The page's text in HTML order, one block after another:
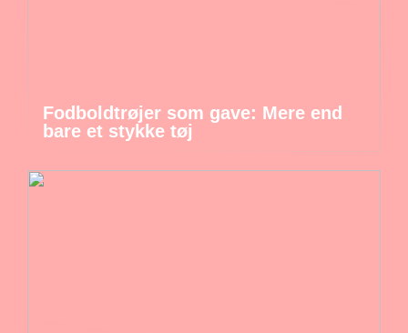
Fodboldtrøjer som gave: Mere end
bare et stykke tøj